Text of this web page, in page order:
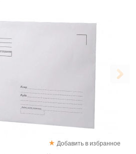
Добавить в избранное